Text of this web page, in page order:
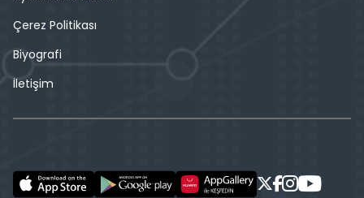
Çerez Politikası
Biyografi
İletişim